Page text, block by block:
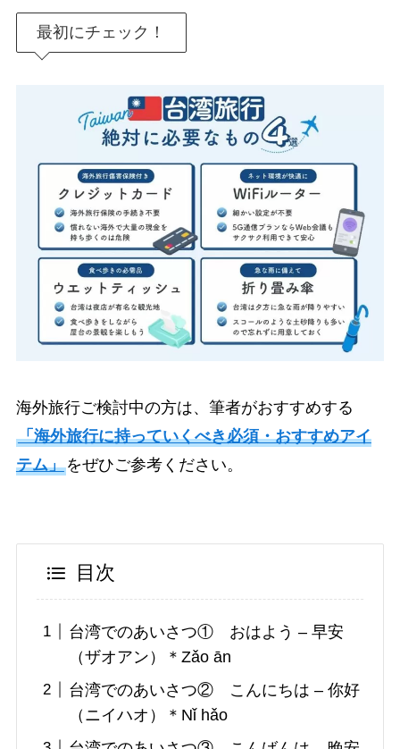
最初にチェック！
海外旅行ご検討中の方は、筆者がおすすめする
「海外旅行に持っていくべき必須・おすすめアイ
テム」をぜひご参考ください。
目次
台湾でのあいさつ① おはよう – 早安
（ザオアン）＊Zǎo ān
台湾でのあいさつ② こんにちは – 你好
（ニイハオ）＊Nǐ hǎo